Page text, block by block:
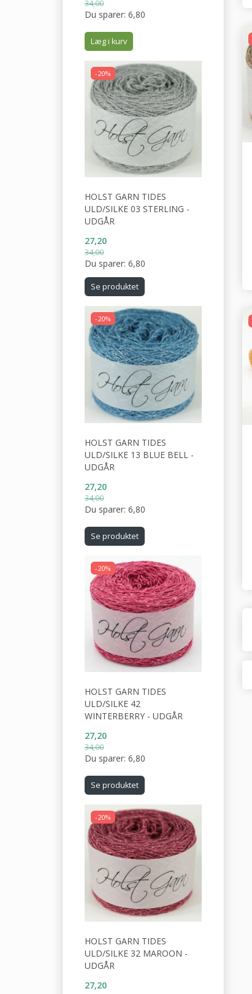
34,00
Du sparer: 6,80
Læg i kurv
-20%
HOLST GARN TIDES
ULD/SILKE 03 STERLING -
UDGÅR
27,20
34,00
Du sparer: 6,80
Se produktet
-20%
HOLST GARN TIDES
ULD/SILKE 13 BLUE BELL -
UDGÅR
27,20
34,00
Du sparer: 6,80
Se produktet
-20%
HOLST GARN TIDES
ULD/SILKE 42
WINTERBERRY - UDGÅR
27,20
34,00
Du sparer: 6,80
Se produktet
-20%
HOLST GARN TIDES
ULD/SILKE 32 MAROON -
UDGÅR
27,20